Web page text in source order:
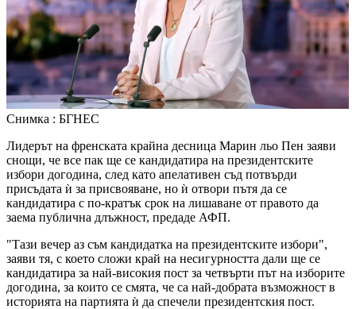
Снимка : БГНЕС
Лидерът на френската крайна десница Марин льо Пен заяви
снощи, че все пак ще се кандидатира на президентските
избори догодина, след като апелативен съд потвърди
присъдата ѝ за присвояване, но ѝ отвори пътя да се
кандидатира с по-кратък срок на лишаване от правото да
заема публична длъжност, предаде АФП.
"Тази вечер аз съм кандидатка на президентските избори",
заяви тя, с което сложи край на несигурността дали ще се
кандидатира за най-високия пост за четвърти път на изборите
догодина, за които се смята, че са най-добрата възможност в
историята на партията ѝ да спечели президентския пост.